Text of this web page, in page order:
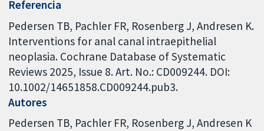
Referencia
Pedersen TB, Pachler FR, Rosenberg J, Andresen K.
Interventions for anal canal intraepithelial
neoplasia. Cochrane Database of Systematic
Reviews 2025, Issue 8. Art. No.: CD009244. DOI:
10.1002/14651858.CD009244.pub3.
Autores
Pedersen TB Pachler FR Rosenberg J Andresen K